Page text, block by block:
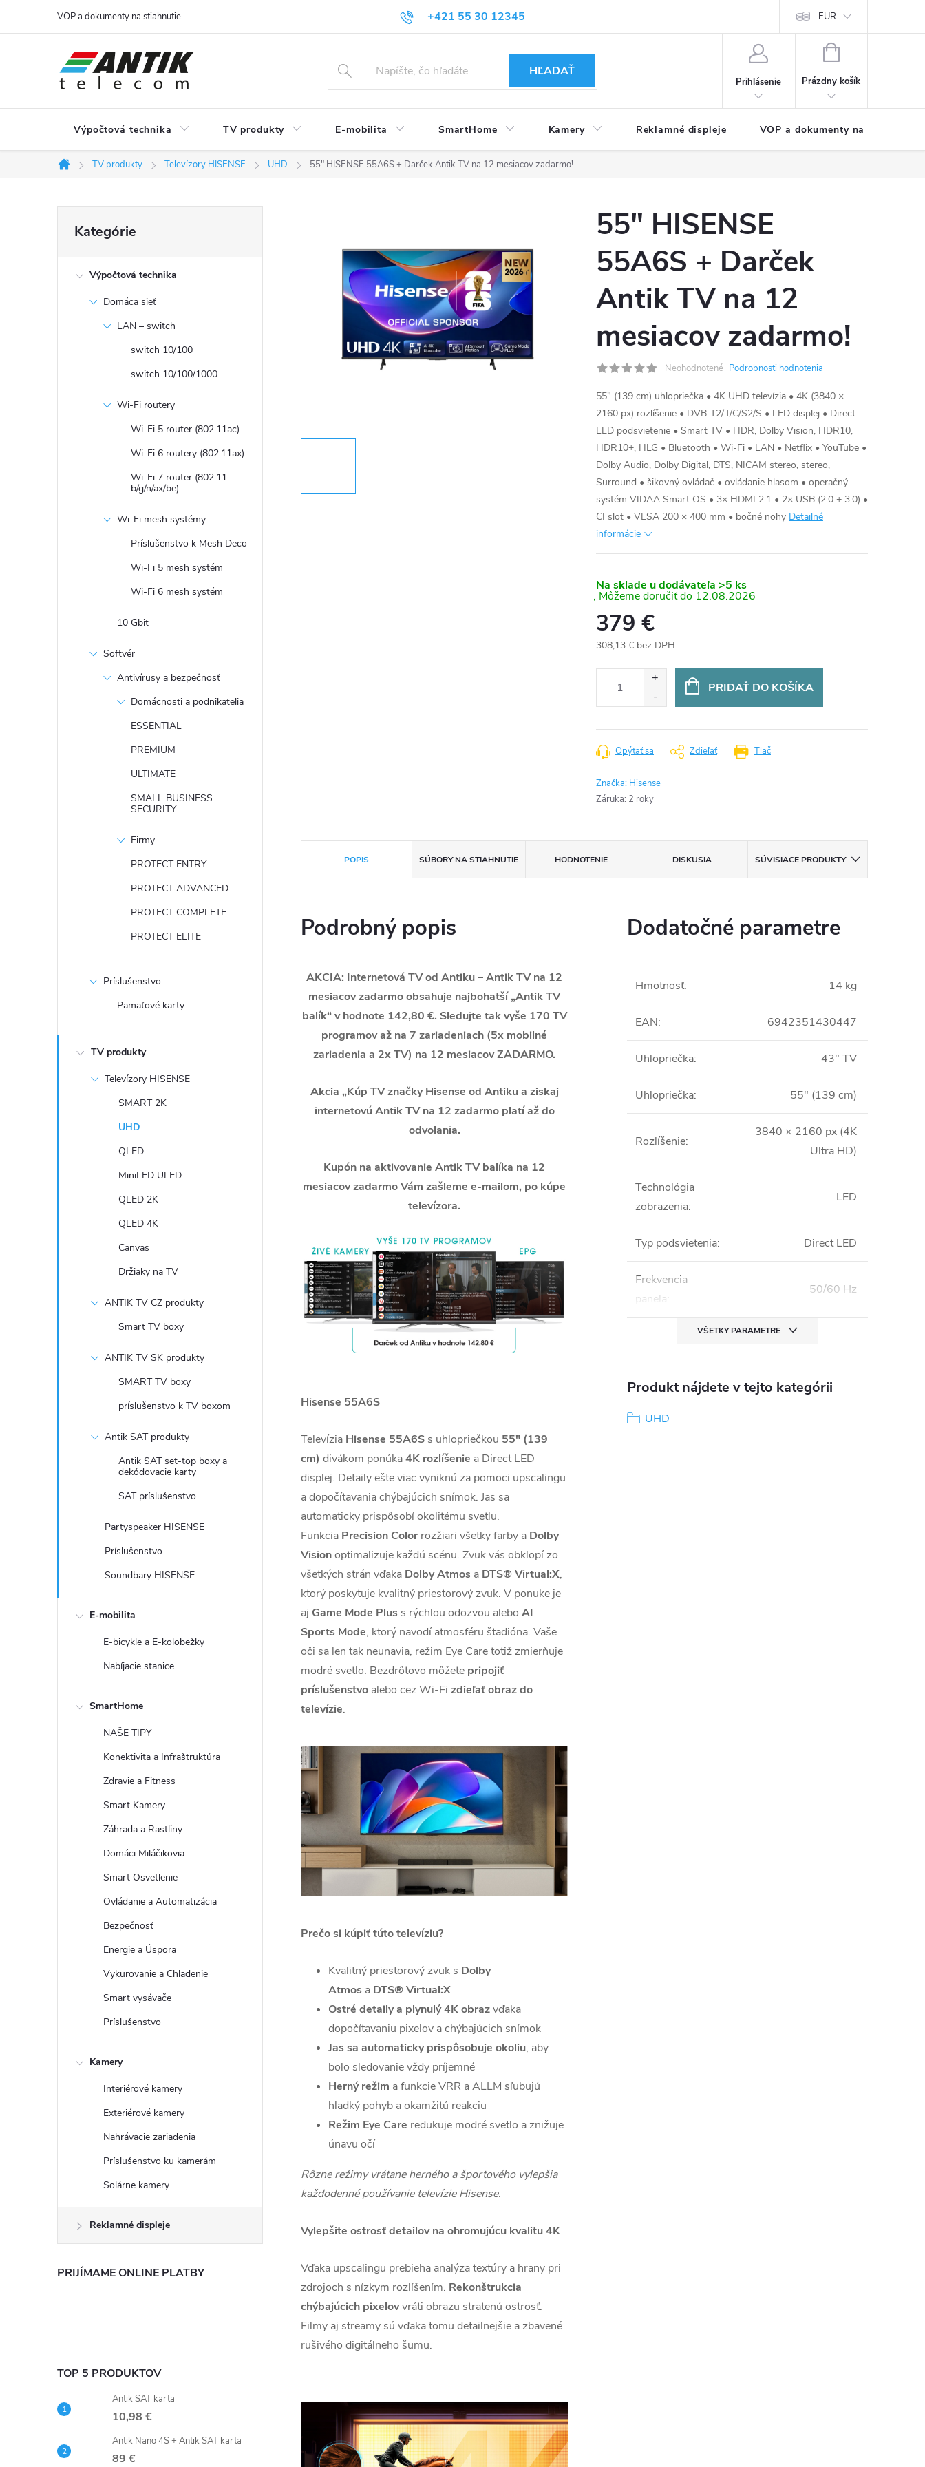
+421 55 30 12345
VOP a dokumenty na stiahnutie EUR
HĽADAŤ
Prihlásenie
NÁKUPNÝ
Prázdny košík
Výpočtová technika TV produkty E-mobilita SmartHome Kamery Reklamné displeje VOP a dokumenty na stiahnutie
Domov
TV produkty Televízory HISENSE UHD 55" HISENSE 55A6S + Darček Antik TV na 12 mesiacov zadarmo!
kategórie
Kategórie
Výpočtová technika
Domáca sieť
LAN – switch
switch 10/100
switch 10/100/1000
Wi-Fi routery
Wi-Fi 5 router (802.11ac)
Wi-Fi 6 routery (802.11ax)
Wi-Fi 7 router (802.11
b/g/n/ax/be)
Wi-Fi mesh systémy
Príslušenstvo k Mesh Deco
Wi-Fi 5 mesh systém
Wi-Fi 6 mesh systém
10 Gbit
Softvér
Antivírusy a bezpečnosť
Domácnosti a podnikatelia
ESSENTIAL
PREMIUM
ULTIMATE
SMALL BUSINESS
SECURITY
Firmy
PROTECT ENTRY
PROTECT ADVANCED
PROTECT COMPLETE
PROTECT ELITE
Príslušenstvo
Pamäťové karty
TV produkty
Televízory HISENSE
SMART 2K
UHD
QLED
MiniLED ULED
QLED 2K
QLED 4K
Canvas
Držiaky na TV
ANTIK TV CZ produkty
Smart TV boxy
ANTIK TV SK produkty
SMART TV boxy
príslušenstvo k TV boxom
Antik SAT produkty
Antik SAT set-top boxy a
dekódovacie karty
SAT príslušenstvo
Partyspeaker HISENSE
Príslušenstvo
Soundbary HISENSE
E-mobilita
E-bicykle a E-kolobežky
Nabíjacie stanice
SmartHome
NAŠE TIPY
Konektivita a Infraštruktúra
Zdravie a Fitness
Smart Kamery
Záhrada a Rastliny
Domáci Miláčikovia
Smart Osvetlenie
Ovládanie a Automatizácia
Bezpečnosť
Energie a Úspora
Vykurovanie a Chladenie
Smart vysávače
Príslušenstvo
Kamery
Interiérové kamery
Exteriérové kamery
Nahrávacie zariadenia
Príslušenstvo ku kamerám
Solárne kamery
Reklamné displeje
PRIJÍMAME ONLINE PLATBY
TOP 5 PRODUKTOV
Antik SAT karta
10,98 €
Antik Nano 4S + Antik SAT karta
89 €
55" HISENSE
55A6S + Darček
Antik TV na 12
mesiacov zadarmo!
Neohodnotené Podrobnosti hodnotenia
55" (139 cm) uhlopriečka • 4K UHD televízia • 4K (3840 ×
2160 px) rozlíšenie • DVB-T2/T/C/S2/S • LED displej • Direct
LED podsvietenie • Smart TV • HDR, Dolby Vision, HDR10,
HDR10+, HLG • Bluetooth • Wi-Fi • LAN • Netflix • YouTube •
Dolby Audio, Dolby Digital, DTS, NICAM stereo, stereo,
Surround • šikovný ovládač • ovládanie hlasom • operačný
systém VIDAA Smart OS • 3× HDMI 2.1 • 2× USB (2.0 + 3.0) •
CI slot • VESA 200 × 400 mm • bočné nohy Detailné
informácie
Na sklade u dodávateľa >5 ks
12.08.2026
379 €
308,13 € bez DPH
PRIDAŤ DO KOŠÍKA
Tlač
Opýtať sa Zdieľať
Značka: Hisense
Záruka: 2 roky
POPIS SÚBORY NA STIAHNUTIE HODNOTENIE DISKUSIA SÚVISIACE PRODUKTY
Podrobný popis
AKCIA: Internetová TV od Antiku – Antik TV na 12
mesiacov zadarmo obsahuje najbohatší „Antik TV
balík“ v hodnote 142,80 €. Sledujte tak vyše 170 TV
programov až na 7 zariadeniach (5x mobilné
zariadenia a 2x TV) na 12 mesiacov ZADARMO.
Akcia „Kúp TV značky Hisense od Antiku a ziskaj
internetovú Antik TV na 12 zadarmo platí až do
odvolania.
Kupón na aktivovanie Antik TV balíka na 12
mesiacov zadarmo Vám zašleme e-mailom, po kúpe
televízora.
Hisense 55A6S
Televízia Hisense 55A6S s uhlopriečkou 55" (139
cm) divákom ponúka4K rozlíšenie a Direct LED
displej. Detaily ešte viac vyniknú za pomoci upscalingu
a dopočítavania chýbajúcich snímok. Jas sa
automaticky prispôsobí okolitému svetlu.
Funkcia Precision Color rozžiari všetky farby a Dolby
Visionoptimalizuje každú scénu. Zvuk vás obklopí zo
všetkých strán vďaka Dolby Atmos a DTS® Virtual:X,
ktorý poskytuje kvalitný priestorový zvuk. V ponuke je
aj Game Mode Plus s rýchlou odozvou alebo AI
Sports Mode, ktorý navodí atmosféru štadióna. Vaše
oči sa len tak neunavia, režim Eye Care totiž zmierňuje
modré svetlo. Bezdrôtovo môžete pripojiť
príslušenstvo alebo cez Wi-Fi zdieľať obraz do
televízie.
Prečo si kúpiť túto televíziu?
Kvalitný priestorový zvuk s Dolby
Atmos a DTS® Virtual:X
Ostré detaily a plynulý 4K obrazvďaka
dopočítavaniu pixelov a chýbajúcich snímok
Jas sa automaticky prispôsobuje okoliu, aby
bolo sledovanie vždy príjemné
Herný režim a funkcie VRR a ALLM sľubujú
hladký pohyb a okamžitú reakciu
Režim Eye Care redukuje modré svetlo a znižuje
únavu očí
Rôzne režimy vrátane herného a športového vylepšia
každodenné používanie televízie Hisense.
Vylepšite ostrosť detailov na ohromujúcu kvalitu 4K
Vďaka upscalingu prebieha analýza textúry a hrany pri
zdrojoch s nízkym rozlíšením. Rekonštrukcia
chýbajúcich pixelovvráti obrazu stratenú ostrosť.
Filmy aj streamy sú vďaka tomu detailnejšie a zbavené
rušivého digitálneho šumu.
Dodatočné parametre
Hmotnosť: 14 kg
EAN: 6942351430447
Uhlopriečka: 43" TV
Uhlopriečka: 55" (139 cm)
Rozlíšenie:
3840 × 2160 px (4K
Ultra HD)
Technológia
zobrazenia:
LED
Typ podsvietenia: Direct LED
Frekvencia
panela:
50/60 Hz
VŠETKY PARAMETRE
Produkt nájdete v tejto kategórii
UHD